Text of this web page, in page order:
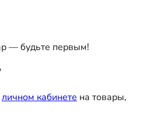
— будьте первым!
личном кабинете на товары,